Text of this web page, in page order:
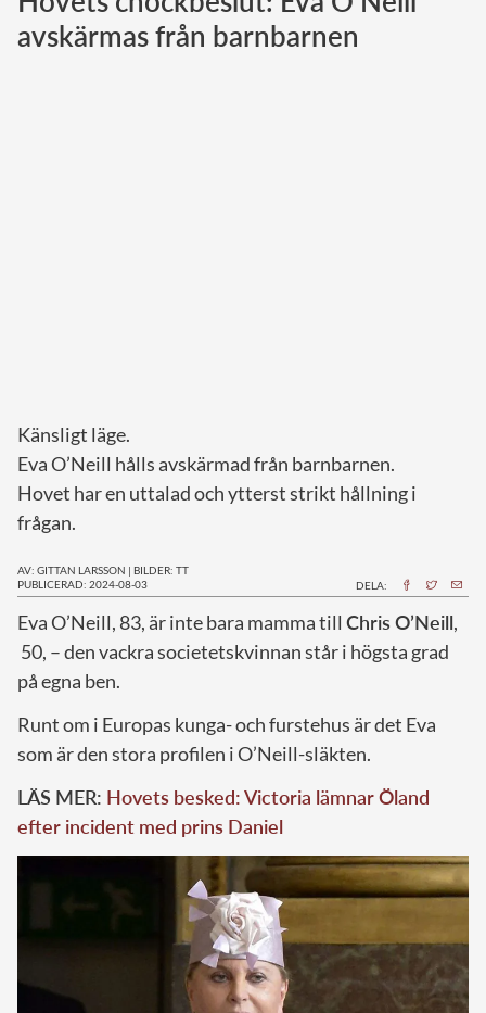
Norska kungahuset
avskärmas från barnbarnen
Känsligt läge.
Eva O’Neill hålls avskärmad från barnbarnen.
Hovet har en uttalad och ytterst strikt hållning i
frågan.
AV: GITTAN LARSSON | BILDER: TT
PUBLICERAD: 2024-08-03
DELA:
Eva O’Neill, 83, är inte bara mamma till Chris O’Neill,
50, – den vackra societetskvinnan står i högsta grad
på egna ben.
Runt om i Europas kunga- och furstehus är det Eva
som är den stora profilen i O’Neill-släkten.
LÄS MER: Hovets besked: Victoria lämnar Öland
efter incident med prins Daniel